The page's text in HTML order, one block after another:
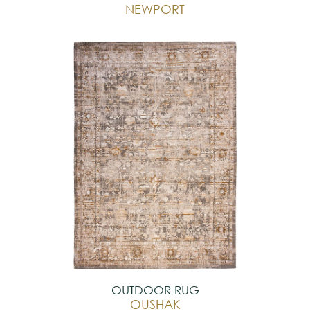
NEWPORT
OUTDOOR RUG
OUSHAK